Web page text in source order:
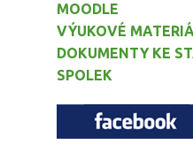
MOODLE
VÝUKOVÉ
DOKUMENTY KE
SPOLEK